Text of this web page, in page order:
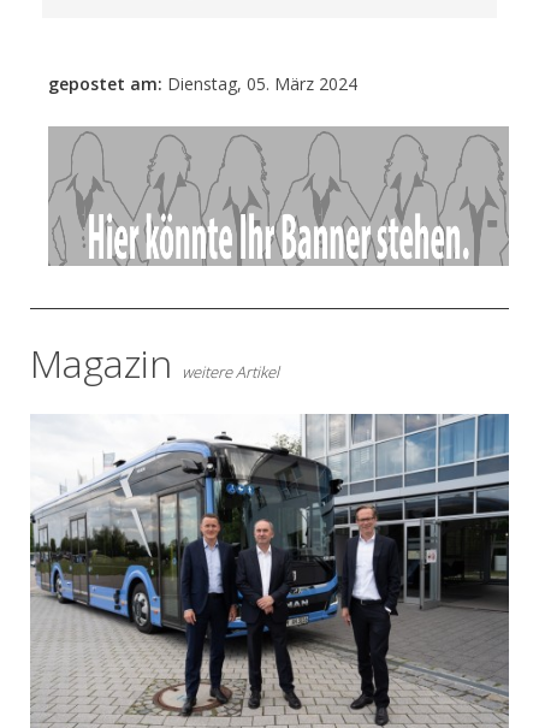
gepostet am: Dienstag, 05. März 2024
- Anzeige -
Magazin weitere Artikel